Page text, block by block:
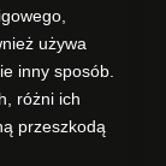
używa
inny sposób.
różni ich
przeszkodą